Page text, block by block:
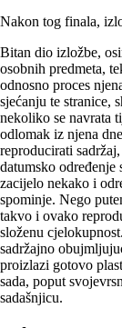
Nakon tog finala,
Bitan dio izložbe,
osobnih predmeta,
odnosno proces
sjećanju te stranice,
nekoliko se navrata
odlomak iz njena
reproducirati
datumsko
zacijelo nekako i
spominje. Nego
takvo i ovako
složenu
sadržajno
proizlazi gotovo
sada, poput
sadašnjicu.